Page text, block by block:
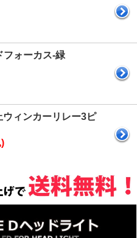
フォーカス-緑
ウィンカーリレー3ピ